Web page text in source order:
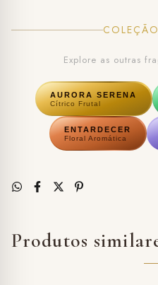
Explore as outras
AURORA SERENA
Cítrico Frutal
ENTARDECER
Floral Aromática
Produtos